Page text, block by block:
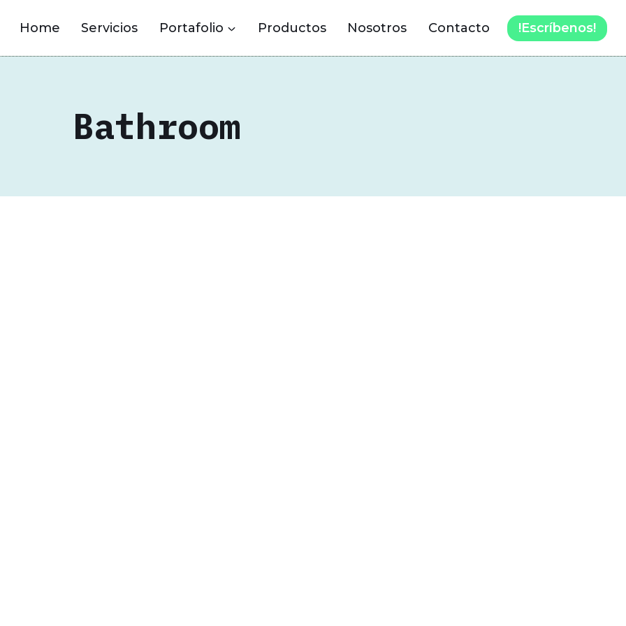
Home Servicios Portafolio Productos Nosotros Contacto !Escríbenos!
Bathroom